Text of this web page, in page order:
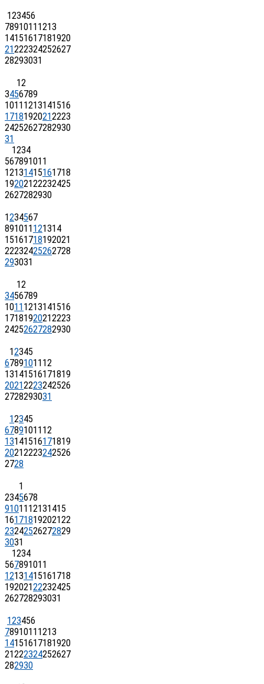
123456
7891011 1213
14151617181920
21222324252627
28293031
12
3456789
1011 1213141516
17181920212223
24252627282930
31
1234
567891011
12131415161718
19202122232425
2627282930
1234567
891011 121314
15161718192021
22232425262728
293031
12
3456789
1011 1213141516
17181920212223
24252627282930
12345
67891011 12
13141516171819
20212223242526
2728293031
12345
67891011 12
13141516171819
20212223242526
2728
1
2345678
91011 12131415
16171819202122
23242526272829
3031
1234
567891011
12131415161718
19202122232425
262728293031
123456
7891011 1213
14151617181920
21222324252627
282930